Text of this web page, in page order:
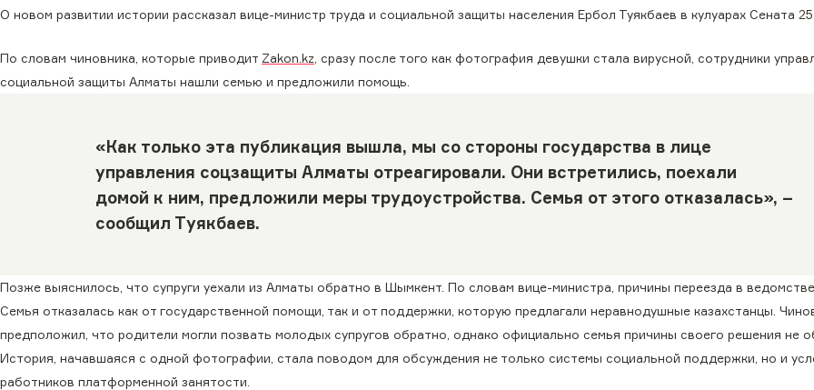
О новом развитии истории рассказал вице-министр труда и социальной защиты населения Ербол Туякбаев в кулуарах Сената 25
По словам чиновника, которые приводит Zakon.kz , сразу после того как фотография девушки стала вирусной, сотрудники
социальной защиты Алматы нашли семью и предложили помощь.
«Как только эта публикация вышла, мы со стороны государства в лице
управления соцзащиты Алматы отреагировали. Они встретились, поехали
домой к ним, предложили меры трудоустройства. Семья от этого отказалась», –
сообщил Туякбаев.
Позже выяснилось, что супруги уехали из Алматы обратно в Шымкент. По словам вице-министра, причины переезда в
Семья отказалась как от государственной помощи, так и от поддержки, которую предлагали неравнодушные казахстанцы.
предположил, что родители могли позвать молодых супругов обратно, однако официально семья причины своего решения не
История, начавшаяся с одной фотографии, стала поводом для обсуждения не только системы социальной поддержки, но и
работников платформенной занятости.